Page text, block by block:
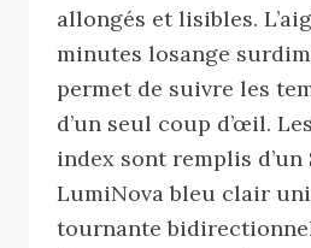
allongés et lisibles.
minutes losange
permet de suivre les
d’un seul coup d’œil.
index sont remplis d’un
LumiNova bleu clair
tournante